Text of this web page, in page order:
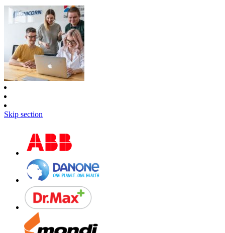
Skip section